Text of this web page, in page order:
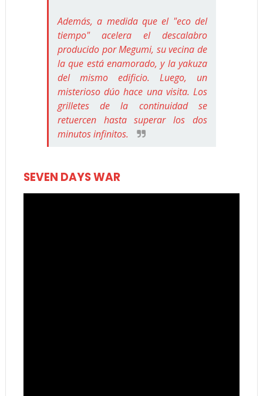
Además, a medida que el "eco del
tiempo" acelera el descalabro
producido por Megumi, su vecina de
la que está enamorado, y la yakuza
del mismo edificio. Luego, un
misterioso dúo hace una visita. Los
grilletes de la continuidad se
retuercen hasta superar los dos
minutos infinitos.
SEVEN DAYS WAR